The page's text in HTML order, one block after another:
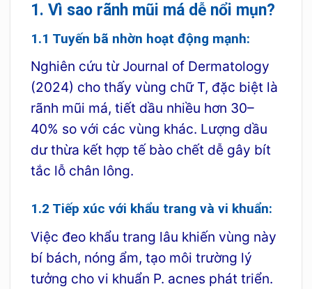
1. Vì sao rãnh mũi má dễ nổi mụn?
1.1 Tuyến bã nhờn hoạt động mạnh:
Nghiên cứu từ Journal of Dermatology
(2024) cho thấy vùng chữ T, đặc biệt là
rãnh mũi má, tiết dầu nhiều hơn 30–
40% so với các vùng khác. Lượng dầu
dư thừa kết hợp tế bào chết dễ gây bít
tắc lỗ chân lông.
1.2 Tiếp xúc với khẩu trang và vi khuẩn:
Việc đeo khẩu trang lâu khiến vùng này
bí bách, nóng ẩm, tạo môi trường lý
tưởng cho vi khuẩn P. acnes phát triển.